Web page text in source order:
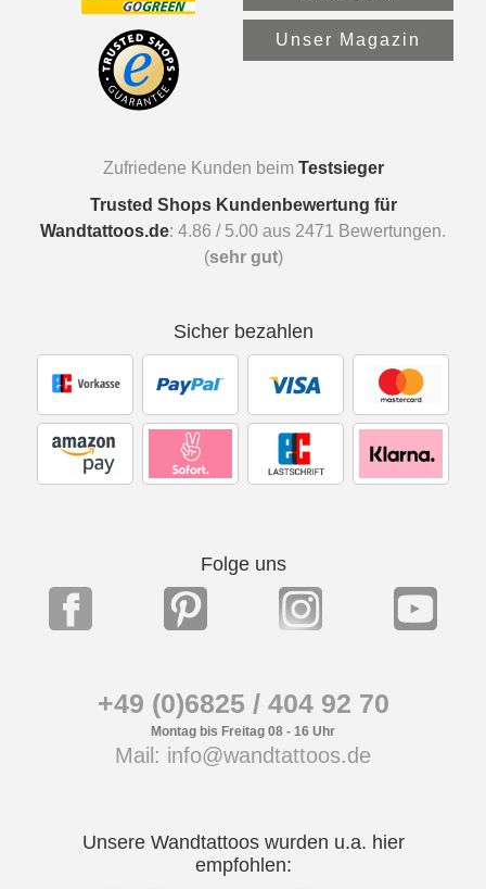
Unser Magazin
Zufriedene Kunden beim Testsieger
Trusted Shops Kundenbewertung für
Wandtattoos.de: 4.86 / 5.00 aus 2471
Bewertungen.
(sehr gut)
Sicher bezahlen
Folge uns
+49 (0)6825 / 404 92 70
Montag bis Freitag 08 - 16 Uhr
Mail: info@wandtattoos.de
Unsere Wandtattoos wurden u.a. hier
empfohlen: